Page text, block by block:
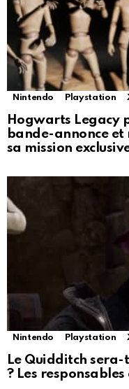
Nintendo Playstation
Hogwarts Legacy
bande-annonce
sa mission
Nintendo Playstation
Le Quidditch
? Les